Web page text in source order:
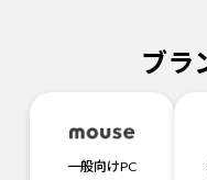
ブラ
一般向けPC